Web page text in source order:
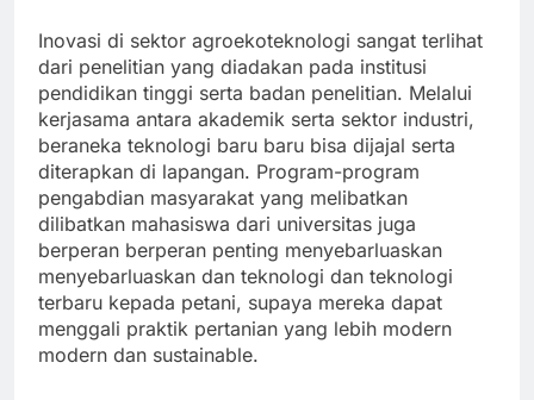
Inovasi di sektor agroekoteknologi sangat terlihat
dari penelitian yang diadakan pada institusi
pendidikan tinggi serta badan penelitian. Melalui
kerjasama antara akademik serta sektor industri,
beraneka teknologi baru baru bisa dijajal serta
diterapkan di lapangan. Program-program
pengabdian masyarakat yang melibatkan
dilibatkan mahasiswa dari universitas juga
berperan berperan penting menyebarluaskan
menyebarluaskan dan teknologi dan teknologi
terbaru kepada petani, supaya mereka dapat
menggali praktik pertanian yang lebih modern
modern dan sustainable.